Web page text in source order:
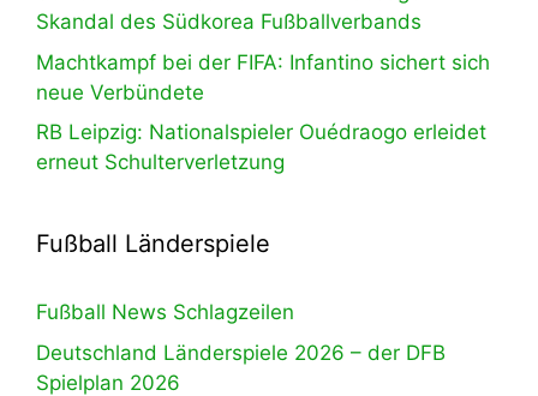
Skandal des Südkorea Fußballverbands
Machtkampf bei der FIFA: Infantino sichert sich
neue Verbündete
RB Leipzig: Nationalspieler Ouédraogo erleidet
erneut Schulterverletzung
Fußball Länderspiele
Fußball News Schlagzeilen
Deutschland Länderspiele 2026 – der DFB
Spielplan 2026